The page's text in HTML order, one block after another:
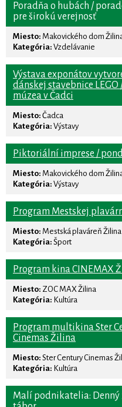
Poradňa o hubách /
pre širokú verejnosť
Miesto: Makovického dom
Kategória: Vzdelávanie
Výstava exponátov
dánskej stavebnice
múzea v Čadci
Miesto: Čadca
Kategória: Výstavy
Piktoriální imprese /
Miesto: Makovického dom
Kategória: Výstavy
Program Mestskej
Miesto: Mestská plaváreň Žilina
Kategória: Šport
Program kina CINEMAX
Miesto: ZOC MAX Žilina
Kategória: Kultúra
Program multikina Ster
Cinemas Žilina
Miesto: Ster Century Cinemas
Kategória: Kultúra
Malí podnikatelia: Denný